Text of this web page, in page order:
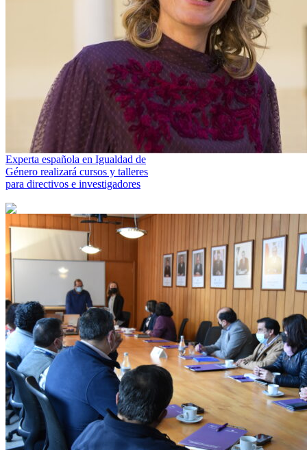
Experta española en Igualdad de
Género realizará cursos y talleres
para directivos e investigadores